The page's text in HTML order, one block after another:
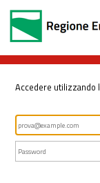
Accedere utilizzando